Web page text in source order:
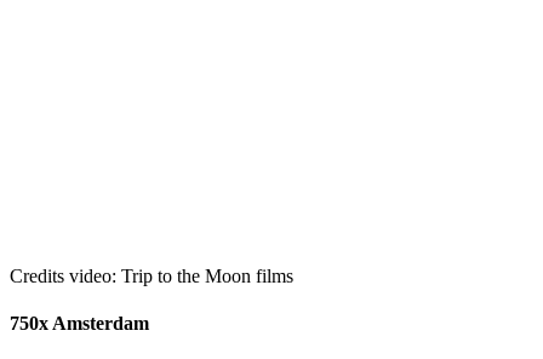
Credits video: Trip to the Moon films
750x Amsterdam